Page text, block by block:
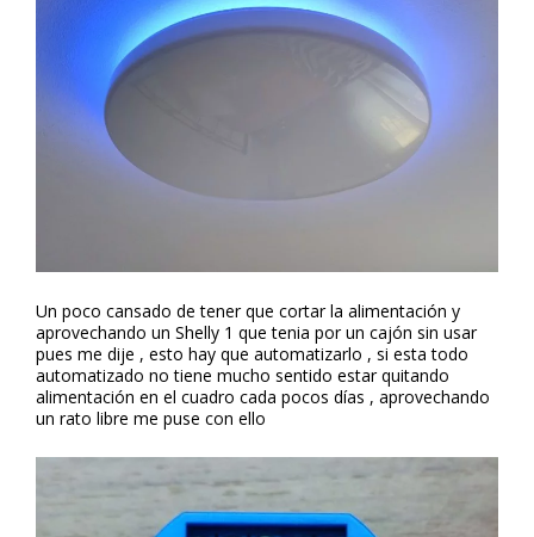
Un poco cansado de tener que cortar la alimentación y
aprovechando un Shelly 1 que tenia por un cajón sin usar
pues me dije , esto hay que automatizarlo , si esta todo
automatizado no tiene mucho sentido estar quitando
alimentación en el cuadro cada pocos días , aprovechando
un rato libre me puse con ello